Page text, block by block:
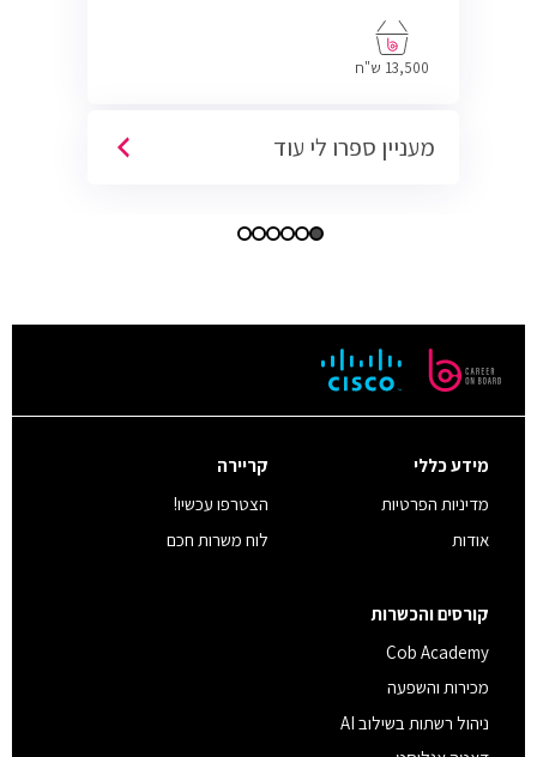
13,500 ש"ח
מעניין ספרו לי עוד
מידע כללי
מדיניות הפרטיות
אודות
קריירה
הצטרפו עכשיו!
לוח משרות חכם
קורסים והכשרות
Cob Academy
מכירות והשפעה
ניהול רשתות בשילוב AI